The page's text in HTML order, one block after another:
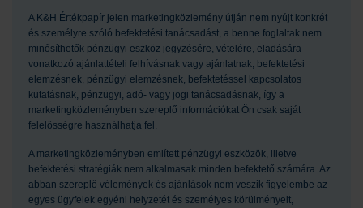
A K&H Értékpapír jelen marketingközlemény útján nem nyújt konkrét
és személyre szóló befektetési tanácsadást, a benne foglaltak nem
minősíthetők pénzügyi eszköz jegyzésére, vételére, eladására
vonatkozó ajánlattételi felhívásnak vagy ajánlatnak, befektetési
elemzésnek, pénzügyi elemzésnek, befektetéssel kapcsolatos
kutatásnak, pénzügyi, adó- vagy jogi tanácsadásnak, így a
marketingközleményben szereplő információkat Ön csak saját
felelősségre használhatja fel.
A marketingközleményben említett pénzügyi eszközök, illetve
befektetési stratégiák nem alkalmasak minden befektető számára. Az
abban szereplő vélemények és ajánlások nem veszik figyelembe az
egyes ügyfelek egyéni helyzetét és személyes körülményeit,